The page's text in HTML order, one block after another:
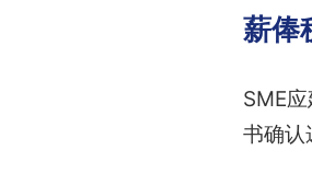
薪俸
SME
书确认